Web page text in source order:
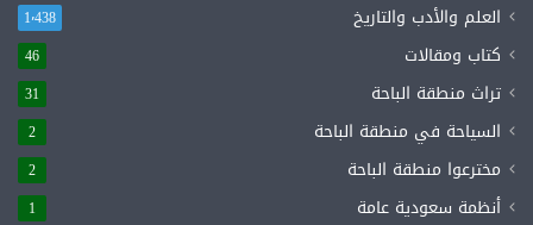
العلم والأدب والتاريخ 1٬438
كتاب ومقالات 46
تراث منطقة الباحة 31
السياحة في منطقة الباحة 2
مخترعوا منطقة الباحة 2
أنظمة سعودية عامة 1